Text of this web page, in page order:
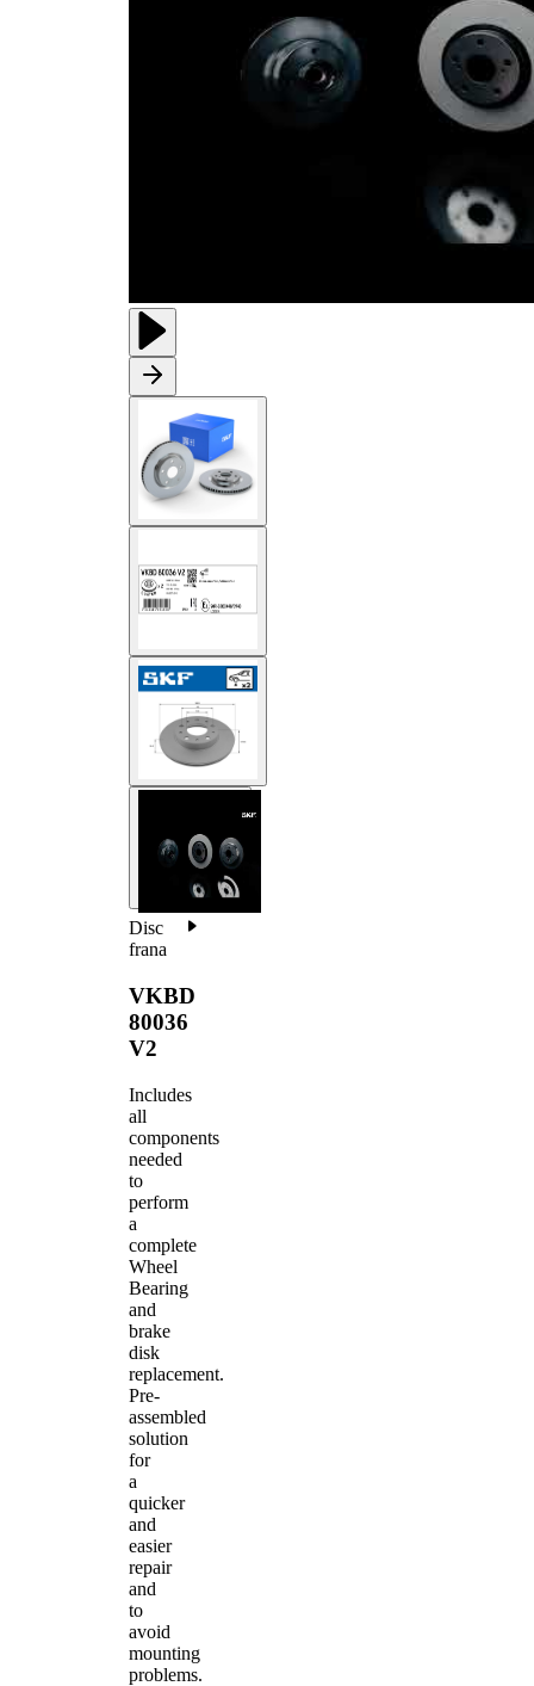
Disc
frana
VKBD
80036
V2
Includes
all
components
needed
to
perform
a
complete
Wheel
Bearing
and
brake
disk
replacement.
Pre-
assembled
solution
for
a
quicker
and
easier
repair
and
to
avoid
mounting
problems.